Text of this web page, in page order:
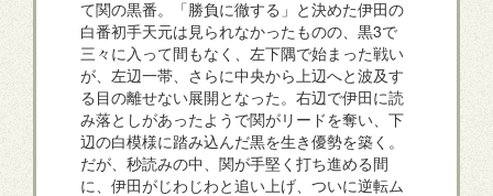
て関の黒番。「勝負に徹する」と決めた伊田の
白番初手天元は見られなかったものの、黒3で
三々に入って間もなく、左下隅で始まった戦い
が、左辺一帯、さらに中央から上辺へと波及す
る目の離せない展開となった。右辺で伊田に読
み落としがあったようで関がリードを奪い、下
辺の白模様に踏み込んだ黒を生き優勢を築く。
だが、秒読みの中、関が手堅く打ち進める間
に、伊田がじわじわと追い上げ、ついに逆転ム